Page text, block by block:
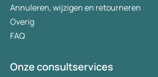
Annuleren, wijzigen en retourneren
Overig
FAQ
Onze consultservices